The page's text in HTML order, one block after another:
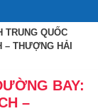
TRUNG QUỐC
– THƯỢNG HẢI
BAY:
–